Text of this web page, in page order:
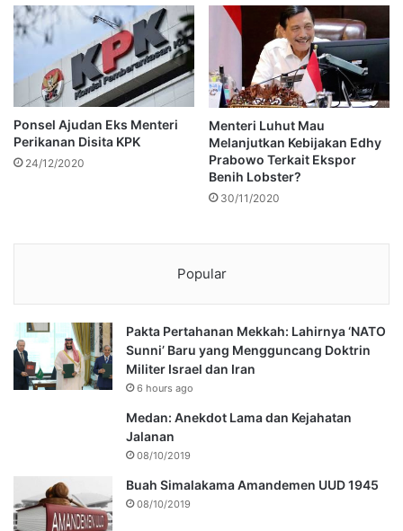
Ponsel Ajudan Eks Menteri
Perikanan Disita KPK
24/12/2020
Menteri Luhut Mau
Melanjutkan Kebijakan Edhy
Prabowo Terkait Ekspor
Benih Lobster?
30/11/2020
Popular
Pakta Pertahanan Mekkah: Lahirnya ‘NATO
Sunni’ Baru yang Mengguncang Doktrin
Militer Israel dan Iran
6 hours ago
Medan: Anekdot Lama dan Kejahatan
Jalanan
08/10/2019
Buah Simalakama Amandemen UUD 1945
08/10/2019